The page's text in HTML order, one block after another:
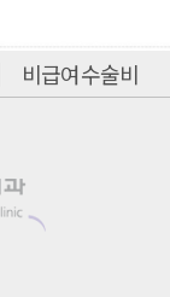
비급여수술비